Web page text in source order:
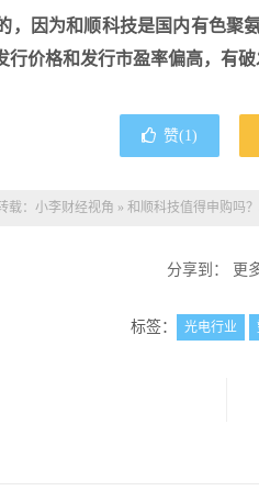
，因为和顺科技是国内有色聚
价格和发行市盈率偏高，有
赞(1)
载： 小李财经视角 » 和顺科技值得申购吗
分享到： 更
标签： 光电行业